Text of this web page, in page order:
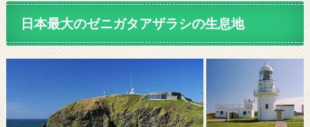
日本最大のゼニガタアザラシの生息地